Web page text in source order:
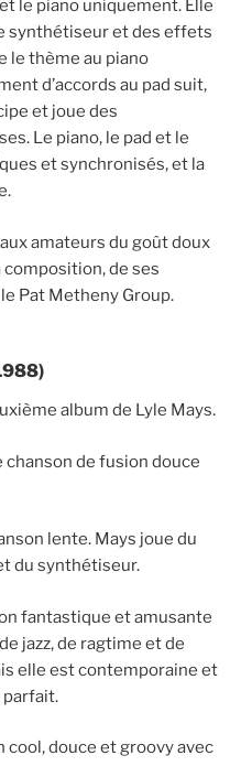
le piano uniquement. Elle
synthétiseur et des effets
le thème au piano
d’accords au pad suit,
et joue des
Le piano, le pad et le
et synchronisés, et la
amateurs du goût doux
de ses
Pat Metheny Group.
album de Lyle Mays.
chanson de fusion douce
lente. Mays joue du
du synthétiseur.
fantastique et amusante
jazz, de ragtime et de
elle est contemporaine et
parfait.
cool, douce et groovy avec